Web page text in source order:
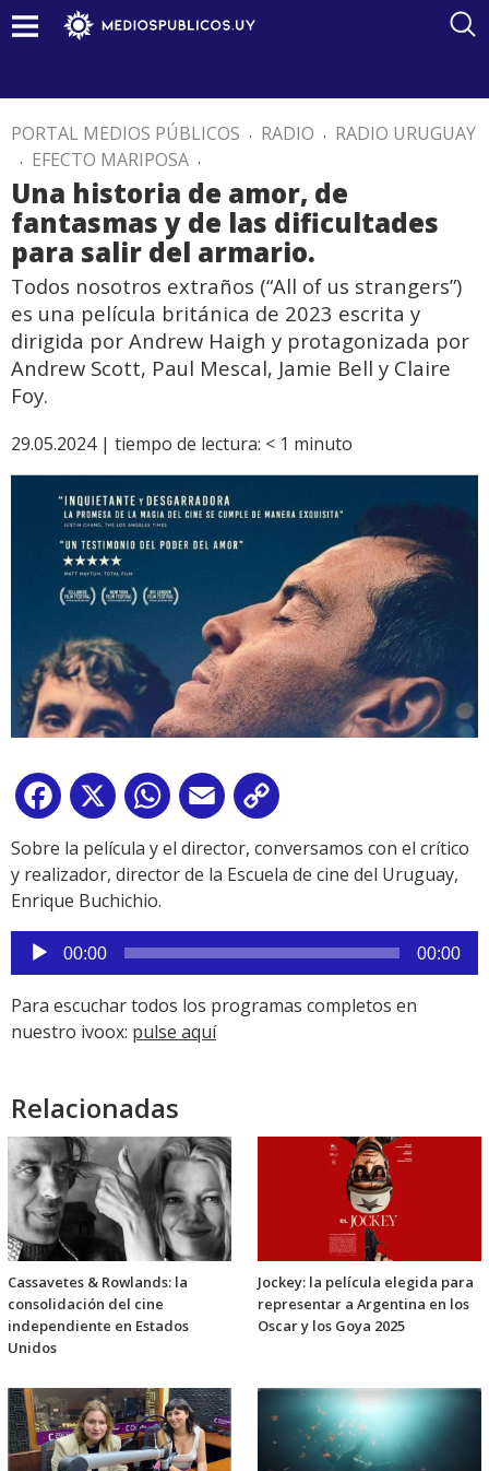
PORTAL MEDIOS PÚBLICOS . RADIO . RADIO URUGUAY
. EFECTO MARIPOSA .
Una historia de amor, de
fantasmas y de las dificultades
para salir del armario.
Todos nosotros extraños (“All of us strangers”)
es una película británica de 2023 escrita y
dirigida por Andrew Haigh y protagonizada por
Andrew Scott, Paul Mescal, Jamie Bell y Claire
Foy.
29.05.2024 | tiempo de lectura: < 1 minuto
Facebook
X WhatsApp
Email
Link
Sobre la película y el director, conversamos con el crítico
y realizador, director de la Escuela de cine del Uruguay,
Enrique Buchichio.
Reproductor
de
audio
00:00 00:00
Para escuchar todos los programas completos en
nuestro ivoox: pulse aquí
Relacionadas
Cassavetes & Rowlands: la
consolidación del cine
independiente en Estados
Unidos
Jockey: la película elegida para
representar a Argentina en los
Oscar y los Goya 2025